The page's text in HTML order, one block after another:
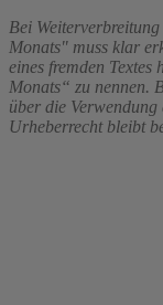
Bei
Monats" muss klar
eines fremden
Monats“ zu nennen.
über die Verwendung
Urheberrecht bleibt